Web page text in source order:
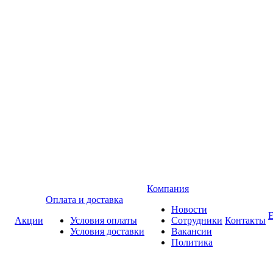
Акции
Оплата и доставка
Условия оплаты
Условия доставки
Компания
Новости
Сотрудники
Вакансии
Политика
Контакты